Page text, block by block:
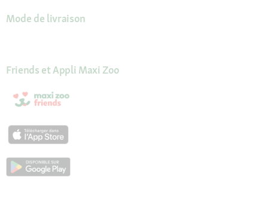
Mode de livraison
Friends et Appli Maxi Zoo